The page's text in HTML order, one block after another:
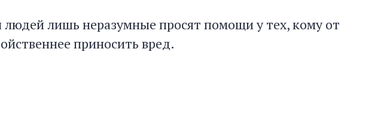
людей лишь неразумные просят помощи у тех, кому от
приносить вред.